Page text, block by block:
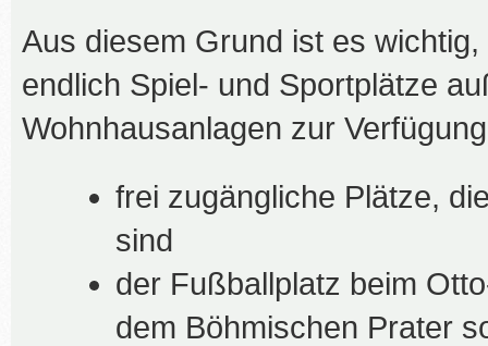
i
r
a
Aus diesem Grund ist es
endlich Spiel- und Sportplätze
Wohnhausanlagen zur
frei zugängliche Plätze,
sind
der Fußballplatz beim
dem Böhmischen Prater